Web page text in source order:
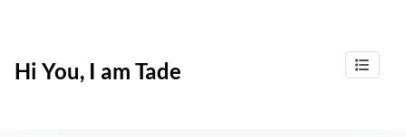
content
Hi You, I am Tade